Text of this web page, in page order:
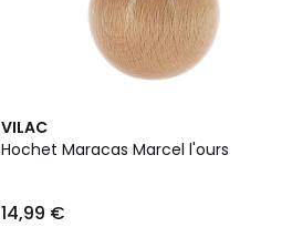
VILAC
Hochet Maracas Marcel l'ours
14,99 €